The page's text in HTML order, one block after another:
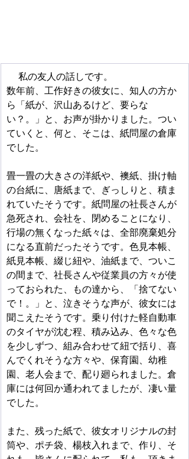
私の友人の話しです。
数年前、工作好きの彼女に、知人の方か
ら「紙が、沢山あるけど、要らな
い？。」と、お声が掛かりました。つい
ていくと、何と、そこは、紙問屋の倉庫
でした。
畳一畳の大きさの洋紙や、襖紙、掛け軸
の台紙に、唐紙まで、ぎっしりと、積ま
れていたそうです。紙問屋の社長さんが
急死され、会社を、閉めることになり、
行場の無くなった紙々は、全部廃棄処分
になる直前だったそうです。色見本帳、
紙見本帳、綴じ紐や、油紙まで、ついこ
の間まで、社長さんや従業員の方々が使
っておられた、もの達から、「捨てない
で！。」と、泣きそうな声が、彼女には
聞こえたそうです。乗り付けた軽自動車
のタイヤが沈む程、積み込み、色々な色
を少しずつ、組み合わせて紐で括り、喜
んでくれそうな方々や、保育園、幼稚
園、老人会まで、配り廻られました。倉
庫には何回か通われてましたが、凄い量
でした。
また、残った紙で、彼女オリジナルの封
筒や、ポチ袋、楊枝入れまで、作り、そ